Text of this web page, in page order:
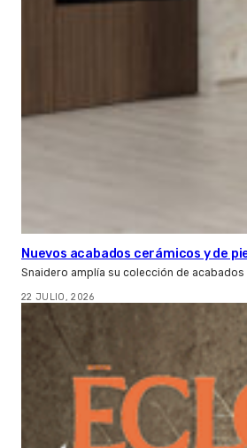
Nuevos acabados cerámicos y de
Snaidero amplía su colección de
22 JULIO, 2026